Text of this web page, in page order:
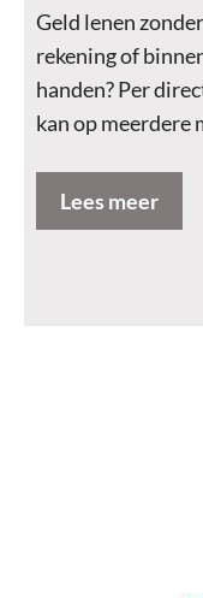
Geld lenen
rekening of
handen? Per
kan op meerdere
Lees meer